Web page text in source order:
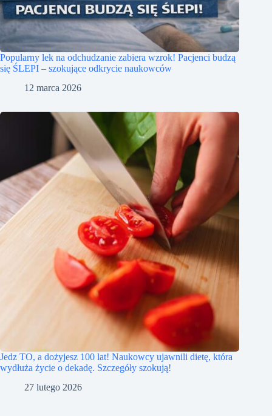
Popularny lek na odchudzanie zabiera wzrok! Pacjenci budzą
się ŚLEPI – szokujące odkrycie naukowców
12 marca 2026
Jedz TO, a dożyjesz 100 lat! Naukowcy ujawnili dietę, która
wydłuża życie o dekadę. Szczegóły szokują!
27 lutego 2026